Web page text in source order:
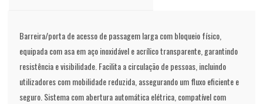
Barreira/porta de acesso de passagem larga com bloqueio físico,
equipada com asa em aço inoxidável e acrílico transparente, garantindo
resistência e visibilidade. Facilita a circulação de pessoas, incluindo
utilizadores com mobilidade reduzida, assegurando um fluxo eficiente e
seguro. Sistema com abertura automática elétrica, compatível com